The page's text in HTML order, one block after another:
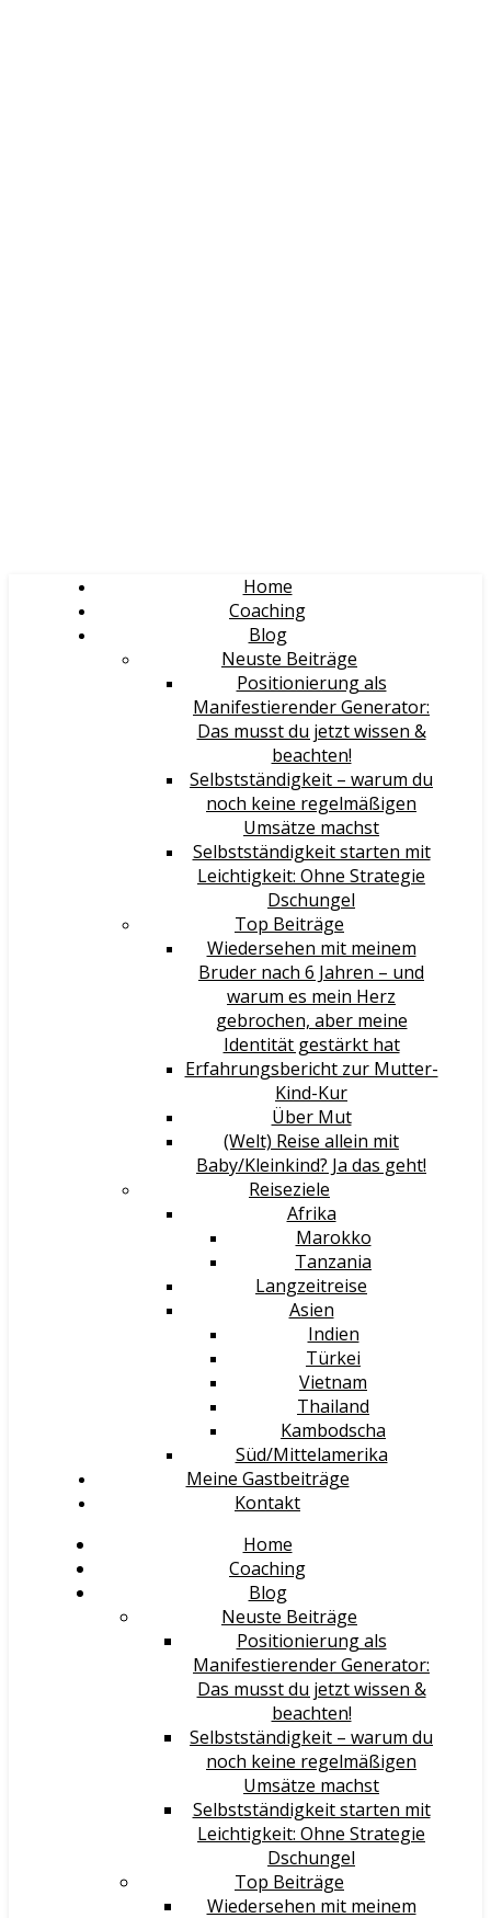
Home
Coaching
Blog
Neuste Beiträge
Positionierung als
Manifestierender Generator:
Das musst du jetzt wissen &
beachten!
Selbstständigkeit – warum du
noch keine regelmäßigen
Umsätze machst
Selbstständigkeit starten mit
Leichtigkeit: Ohne Strategie
Dschungel
Top Beiträge
Wiedersehen mit meinem
Bruder nach 6 Jahren – und
warum es mein Herz
gebrochen, aber meine
Identität gestärkt hat
Erfahrungsbericht zur Mutter-
Kind-Kur
Über Mut
(Welt) Reise allein mit
Baby/Kleinkind? Ja das geht!
Reiseziele
Afrika
Marokko
Tanzania
Langzeitreise
Asien
Indien
Türkei
Vietnam
Thailand
Kambodscha
Süd/Mittelamerika
Meine Gastbeiträge
Kontakt
Home
Coaching
Blog
Neuste Beiträge
Positionierung als
Manifestierender Generator:
Das musst du jetzt wissen &
beachten!
Selbstständigkeit – warum du
noch keine regelmäßigen
Umsätze machst
Selbstständigkeit starten mit
Leichtigkeit: Ohne Strategie
Dschungel
Top Beiträge
Wiedersehen mit meinem